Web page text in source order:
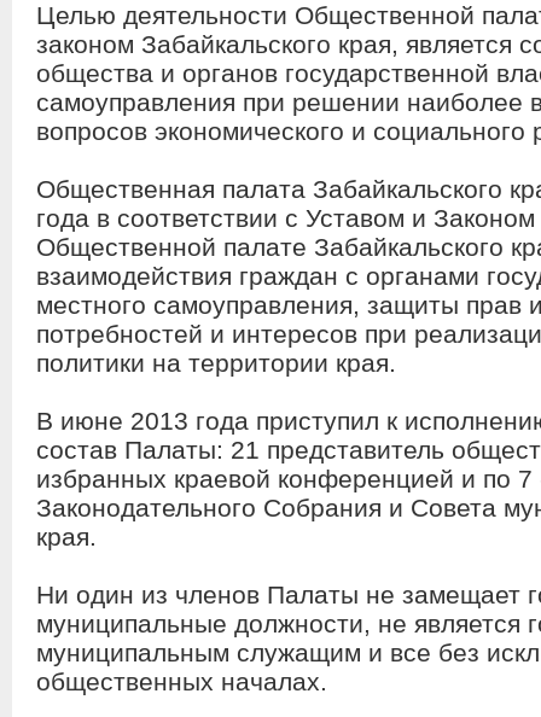
Целью деятельности Общественной
законом Забайкальского края, является
общества и органов государственной
самоуправления при решении наиболее
вопросов экономического и социального
Общественная палата Забайкальского
года в соответствии с Уставом и
Общественной палате Забайкальского
взаимодействия граждан с органами
местного самоуправления, защиты прав
потребностей и интересов при
политики на территории края.
В июне 2013 года приступил к
состав Палаты: 21 представитель
избранных краевой конференцией и по 7
Законодательного Собрания и Совета
края.
Ни один из членов Палаты не замещает
муниципальные должности, не является
муниципальным служащим и все без
общественных началах.